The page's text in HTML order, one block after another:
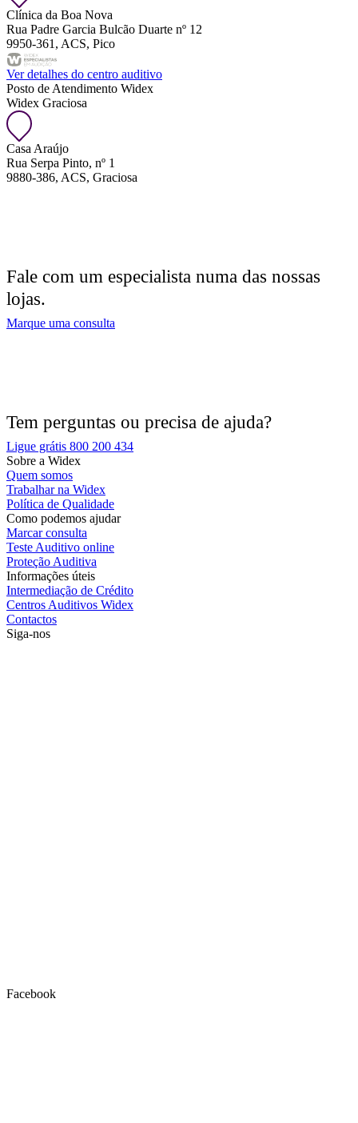
Clínica da Boa Nova
Rua Padre Garcia Bulcão Duarte nº 12
9950-361, ACS, Pico
Ver detalhes do centro auditivo
Posto de Atendimento Widex
Widex Graciosa
Casa Araújo
Rua Serpa Pinto, nº 1
9880-386, ACS, Graciosa
Fale com um especialista numa das nossas
lojas.
Marque uma consulta
Tem perguntas ou precisa de ajuda?
Ligue grátis 800 200 434
Sobre a Widex
Quem somos
Trabalhar na Widex
Política de Qualidade
Como podemos ajudar
Marcar consulta
Teste Auditivo online
Proteção Auditiva
Informações úteis
Intermediação de Crédito
Centros Auditivos Widex
Contactos
Siga-nos
Facebook